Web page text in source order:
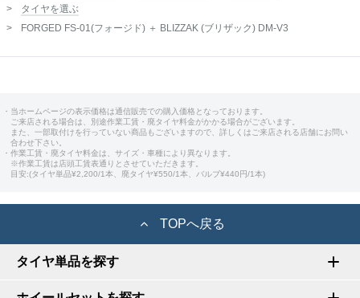
タイヤを選ぶ
FORGED FS-01(フォージド) ＋ BLIZZAK (ブリザック) DM-V3
・当ホームページの表示価格は通信販売での購入価格となっております。
ご来店される場合は、別途作業工賃・廃タイヤ料金がかかる場合がございます。
また、一部取付けを行っていない商品もございますので、詳しくはご来店される店舗にお問い
合わせ下さい。
・作業工賃・廃タイヤ料金は、サイズ・車種により異なります。
※作業工賃は店頭工賃表通りとさせていただきます。
目安:(タイヤ単品¥2,200/1本、廃タイヤ¥550/1本、バルブ¥440円/1本)
TOPへ戻る
タイヤ単品を探す